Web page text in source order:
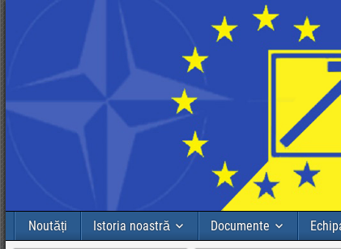
Noutăți Istoria noastră Documente